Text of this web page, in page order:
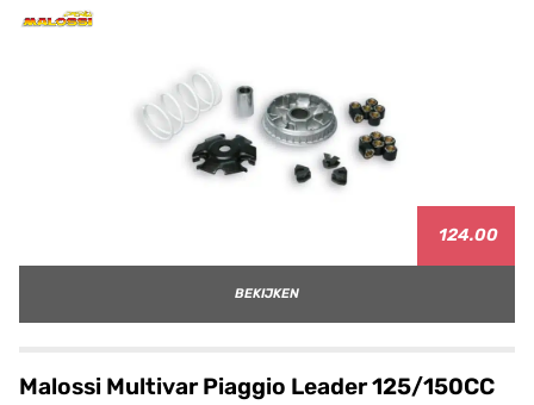
124.00
BEKIJKEN
Malossi Multivar Piaggio Leader 125/150CC